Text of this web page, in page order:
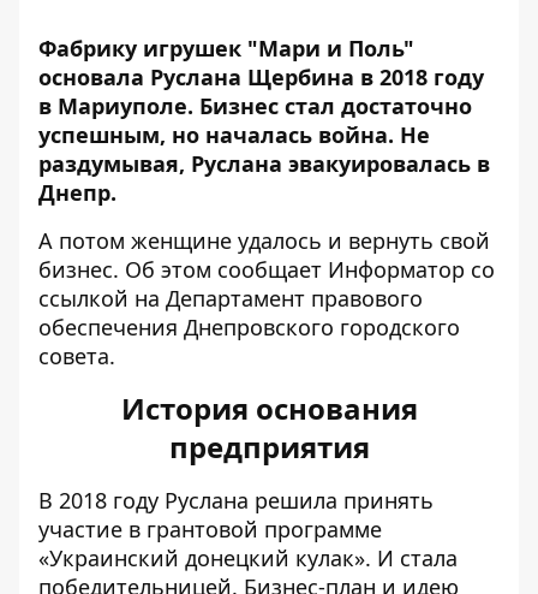
Фабрику игрушек "Мари и Поль"
основала Руслана Щербина в 2018 году
в Мариуполе. Бизнес стал достаточно
успешным, но началась война. Не
раздумывая, Руслана эвакуировалась в
Днепр.
А потом женщине удалось и вернуть свой
бизнес. Об этом сообщает Информатор со
ссылкой на Департамент правового
обеспечения Днепровского городского
совета.
История основания
предприятия
В 2018 году Руслана решила принять
участие в грантовой программе
«Украинский донецкий кулак». И стала
победительницей. Бизнес-план и идею